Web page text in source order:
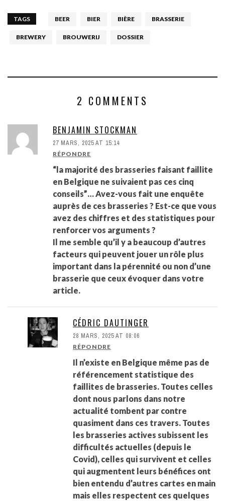
TAGS BEER BIER BIÈRE BRASSERIE
BREWERY BROUWERIJ DOSSIER
2 COMMENTS
BENJAMIN STOCKMAN
27 MARS, 2025 AT 15:14
RÉPONDRE
“la majorité des brasseries faisant faillite
en Belgique ne suivaient pas ces cinq
conseils”… Avez-vous fait une enquête
auprès de ces brasseries ? Est-ce que vous
avez des chiffres et des statistiques pour
renforcer vos arguments ?
Il me semble qu’il y a beaucoup d’autres
facteurs qui peuvent jouer un rôle plus
important dans la pérennité ou non d’une
brasserie que ceux évoquer dans votre
article.
CÉDRIC DAUTINGER
28 MARS, 2025 AT 08:06
RÉPONDRE
Il n’existe en Belgique même pas de
référencement statistique des
faillites de brasseries. Toutes celles
dont nous parlons dans notre
actualité tombent par contre
quasiment dans ces travers. Toutes
les brasseries actives subissent les
difficultés actuelles (depuis le
Covid), celles qui survivent et celles
qui augmentent leurs bénéfices ont
bien entendu d’autres cartes en main
mais elles respectent ces quelques